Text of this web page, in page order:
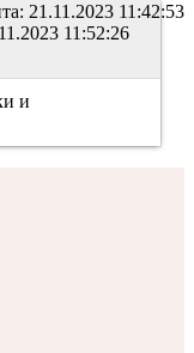
21.11.2023 11:42:53
11:52:26
и